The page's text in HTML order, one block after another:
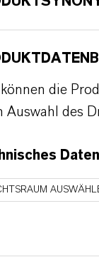
die
Auswahl des